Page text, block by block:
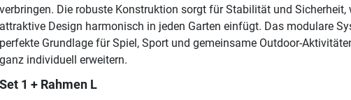
verbringen. Die robuste Konstruktion sorgt für Stabilität und Sicherheit,
attraktive Design harmonisch in jeden Garten einfügt. Das modulare
perfekte Grundlage für Spiel, Sport und gemeinsame Outdoor-
ganz individuell erweitern.
Set 1 + Rahmen L